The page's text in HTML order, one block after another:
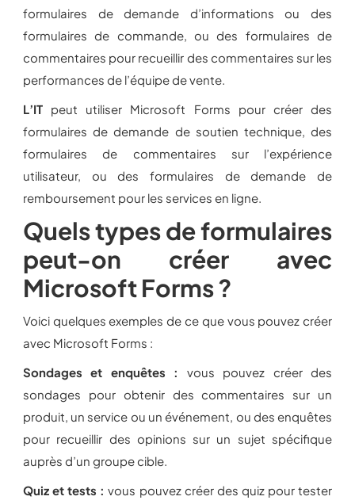
formulaires de demande d’informations ou des
formulaires de commande, ou des formulaires de
commentaires pour recueillir des commentaires sur les
performances de l’équipe de vente.
L’ITpeut utiliser Microsoft Forms pour créer des
formulaires de demande de soutien technique, des
formulaires de commentaires sur l’expérience
utilisateur, ou des formulaires de demande de
remboursement pour les services en ligne.
Quels types de formulaires
peut-on créer avec
Microsoft Forms ?
Voici quelques exemples de ce que vous pouvez créer
avec Microsoft Forms :
Sondages et enquêtes :
vous pouvez créer des
sondages pour obtenir des commentaires sur un
produit, un service ou un événement, ou des enquêtes
pour recueillir des opinions sur un sujet spécifique
auprès d’un groupe cible.
Quiz et tests :vous pouvez créer des quiz pour tester